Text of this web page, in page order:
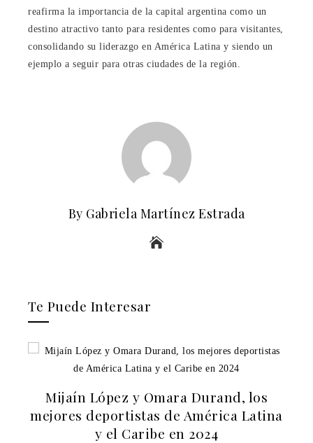
reafirma la importancia de la capital argentina como un
destino atractivo tanto para residentes como para visitantes,
consolidando su liderazgo en América Latina y siendo un
ejemplo a seguir para otras ciudades de la región.
By Gabriela Martínez Estrada
Te Puede Interesar
Mijaín López y Omara Durand, los
mejores deportistas de América Latina
y el Caribe en 2024